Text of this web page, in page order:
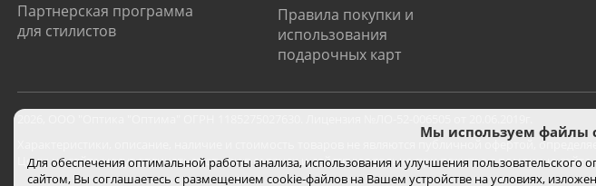
Партнерская программа
для стилистов
Правила покупки и
использования
подарочных карт
Характеристики, описание, наличие и стоимость товаров не являются публичной офертой,
Цены на сайте могут отличаться от цен в салонах и действуют только при покупке с помощью сайта.
Мы используем файлы
Для обеспечения оптимальной работы анализа, использования и улучшения пользовательского
сайтом, Вы соглашаетесь с размещением cookie-файлов на Вашем устройстве на условиях,